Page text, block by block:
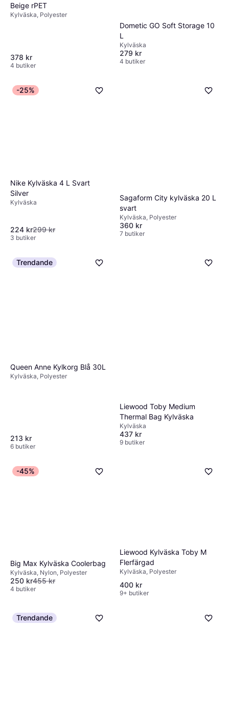
Beige rPET
Kylväska, Polyester
378 kr
4 butiker
Dometic GO Soft Storage 10
L
Kylväska
279 kr
4 butiker
-25%
Nike Kylväska 4 L Svart
Silver
Kylväska
224 kr299 kr
3 butiker
Sagaform City kylväska 20 L
svart
Kylväska, Polyester
360 kr
7 butiker
Trendande
Queen Anne Kylkorg Blå 30L
Kylväska, Polyester
213 kr
6 butiker
Liewood Toby Medium
Thermal Bag Kylväska
Kylväska
437 kr
9 butiker
-45%
Big Max Kylväska Coolerbag
Kylväska, Nylon, Polyester
250 kr455 kr
4 butiker
Liewood Kylväska Toby M
Flerfärgad
Kylväska, Polyester
400 kr
9+ butiker
Trendande